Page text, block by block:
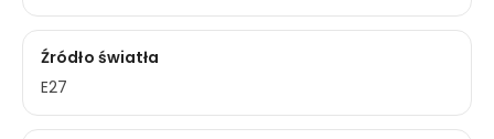
Źródło światła
E27